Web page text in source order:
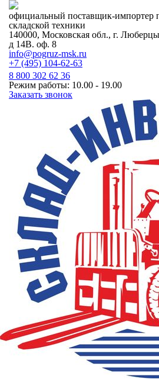
официальный поставщик-импортер
складской техники
140000, Московская обл., г.
д 14В. оф. 8
info@pogruz-msk.ru
+7 (495) 104-62-63
8 800 302 62 36
Режим работы: 10.00 - 19.00
Заказать звонок